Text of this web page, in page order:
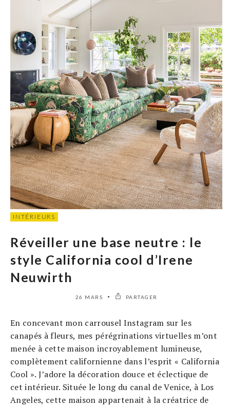
INTÉRIEURS
Réveiller une base neutre : le
style California cool d’Irene
Neuwirth
26 MARS PARTAGER
En concevant mon carrousel Instagram sur les
canapés à fleurs, mes pérégrinations virtuelles m’ont
menée à cette maison incroyablement lumineuse,
complètement californienne dans l’esprit « California
Cool ». J’adore la décoration douce et éclectique de
cet intérieur. Située le long du canal de Venice, à Los
Angeles, cette maison appartenait à la créatrice de